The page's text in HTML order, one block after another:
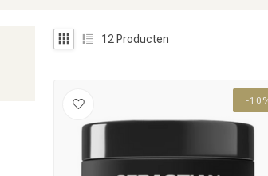
12 Producten
-